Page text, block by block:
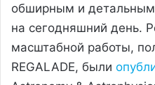
обширным и
на сегодняшний день.
масштабной работы,
REGALADE, были